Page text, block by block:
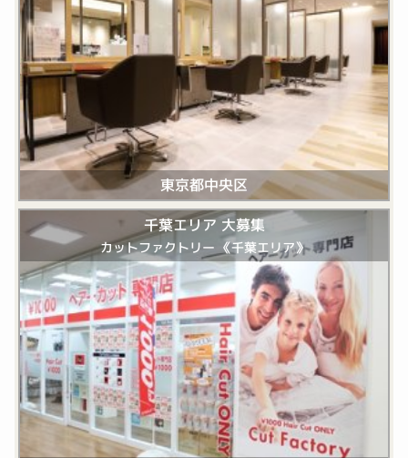
東京都中央区
千葉エリア 大募集
カットファクトリー 《千葉エリア》